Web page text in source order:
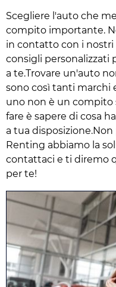
Scegliere l'auto che
compito importante.
in contatto con i
consigli personalizzati
a te.Trovare un'auto
sono così tanti marchi
uno non è un compito
fare è sapere di cosa
a tua disposizione.Non
Renting abbiamo la
contattaci e ti diremo
per te!